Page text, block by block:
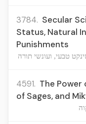
3784. Secular
Status, Natural
Punishments
טבעי, ועונשי תורה
4591. The Power
of Sages, and